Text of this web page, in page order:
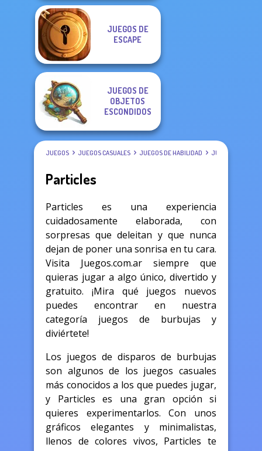
JUEGOS DE
ESCAPE
JUEGOS DE
OBJETOS
ESCONDIDOS
JUEGOS JUEGOS CASUALES JUEGOS DE HABILIDAD JUEGOS DE
Particles
Particles es una experiencia
cuidadosamente elaborada, con
sorpresas que deleitan y que nunca
dejan de poner una sonrisa en tu cara.
Visita Juegos.com.ar siempre que
quieras jugar a algo único, divertido y
gratuito. ¡Mira qué juegos nuevos
puedes encontrar en nuestra
categoría juegos de burbujas y
diviértete!
Los juegos de disparos de burbujas
son algunos de los juegos casuales
más conocidos a los que puedes jugar,
y Particles es una gran opción si
quieres experimentarlos. Con unos
gráficos elegantes y minimalistas,
llenos de colores vivos, Particles te